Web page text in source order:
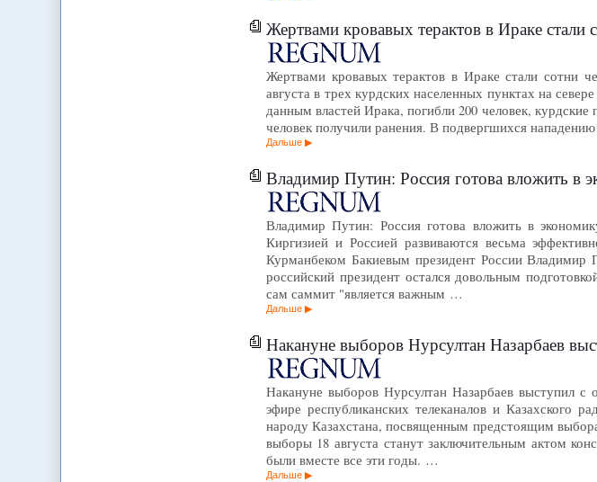
Жертвами кровавых терактов в Ираке стали
Жертвами кровавых терактов в Ираке стали сотни
августа в трех курдских населенных пунктах на
данным властей Ирака, погибли 200 человек,
человек получили ранения. В подвергшихся
Дальше
Владимир Путин: Россия готова вложить в
Владимир Путин: Россия готова вложить в
Киргизией и Россией развиваются весьма
Курманбеком Бакиевым президент России Владимир
российский президент остался довольным
сам саммит "является важным …
Дальше
Накануне выборов Нурсултан Назарбаев
Накануне выборов Нурсултан Назарбаев выступил
эфире республиканских телеканалов и Казахского
народу Казахстана, посвященным предстоящим
выборы 18 августа станут заключительным актом
были вместе все эти годы. …
Дальше